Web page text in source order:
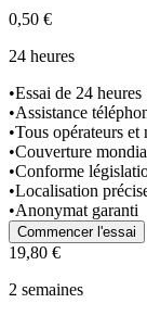
0,50 €
24 heures
•Essai de 24 heures
•Assistance
•Tous opérateurs et
•Couverture
•Conforme
•Localisation
•Anonymat garanti
Commencer l'essai
19,80 €
2 semaines